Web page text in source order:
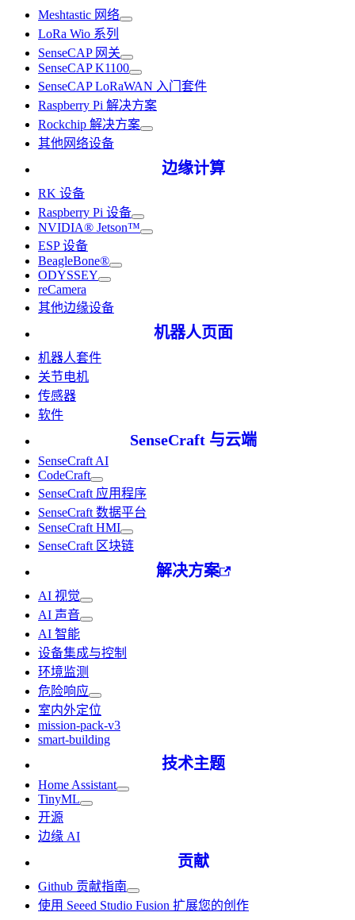
Meshtastic 网络
LoRa Wio 系列
SenseCAP 网关
SenseCAP K1100
SenseCAP LoRaWAN 入门套件
Raspberry Pi 解决方案
Rockchip 解决方案
其他网络设备
边缘计算
RK 设备
Raspberry Pi 设备
NVIDIA® Jetson™
ESP 设备
BeagleBone®
ODYSSEY
reCamera
其他边缘设备
机器人页面
机器人套件
关节电机
传感器
软件
SenseCraft 与云端
SenseCraft AI
CodeCraft
SenseCraft 应用程序
SenseCraft 数据平台
SenseCraft HMI
SenseCraft 区块链
解决方案
AI 视觉
AI 声音
AI 智能
设备集成与控制
环境监测
危险响应
室内外定位
mission-pack-v3
smart-building
技术主题
Home Assistant
TinyML
开源
边缘 AI
贡献
Github 贡献指南
使用 Seeed Studio Fusion 扩展您的创作